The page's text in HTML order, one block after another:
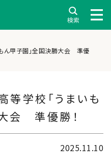
ん甲子園」全国決勝大会 準優
等学校「うまいも
会 準優勝！
2025.11.10